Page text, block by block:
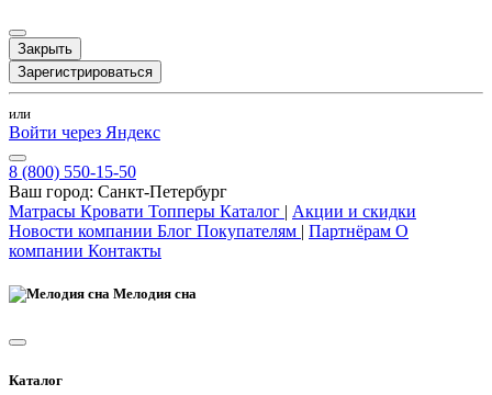
Закрыть
Зарегистрироваться
или
Войти через Яндекс
8 (800) 550-15-50
Ваш город: Санкт-Петербург
Матрасы Кровати Топперы Каталог | Акции и скидки
Новости компании Блог Покупателям | Партнёрам О
компании Контакты
Мелодия сна
Каталог